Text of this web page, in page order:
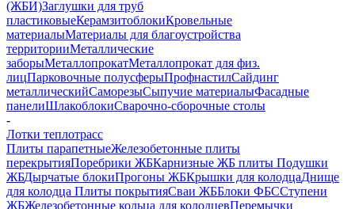
(ЖБИ)Заглушки для труб
пластиковыеКерамзитоблокиКровельные
материалыМатериалы для благоустройства
территорииМеталлические
заборыМеталлопрокатМеталлопрокат для физ.
лицПарковочные полусферыПрофнастилСайдинг
металлическийСаморезыСыпучие материалыФасадные
панелиШлакоблокиСварочно-сборочные столы
-
Лотки теплотрасс
Плиты парапетныеЖелезобетонные плиты
перекрытияПоребрики ЖБКарнизные ЖБ плиты Подушки
ЖБДырчатые блокиПрогоны ЖБКрышки для колодцаДнище
для колодца Плиты покрытияСваи ЖББлоки ФБССтупени
ЖБЖелезобетонные кольца для колодцевПеремычки